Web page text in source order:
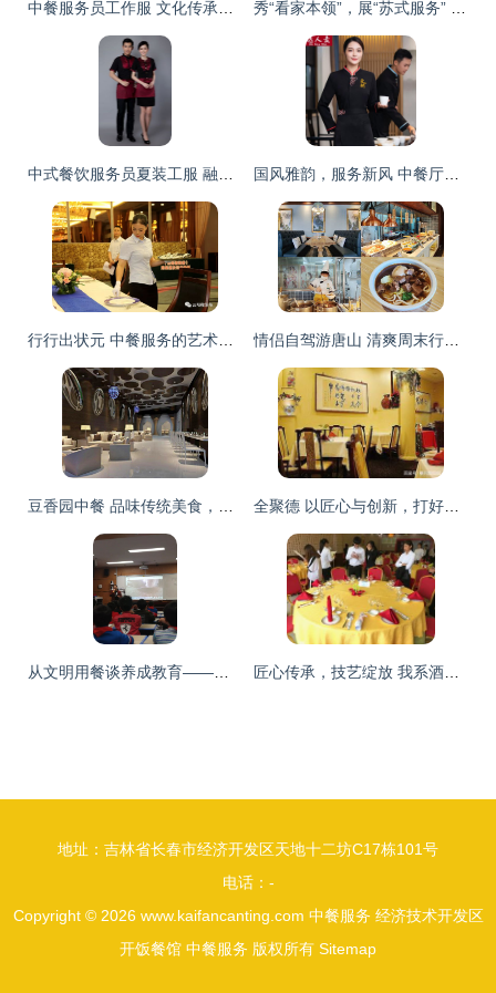
地址：吉林省长春市经济开发区天地十二坊C17栋101号
电话：-
Copyright © 2026 www.kaifancanting.com 中餐服务 经济技术开发区
开饭餐馆 中餐服务 版权所有 Sitemap